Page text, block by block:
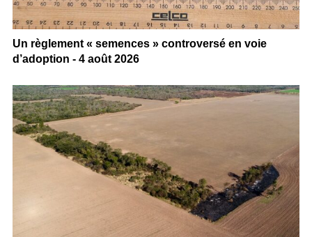
Un règlement « semences » controversé en voie
d’adoption - 4 août 2026